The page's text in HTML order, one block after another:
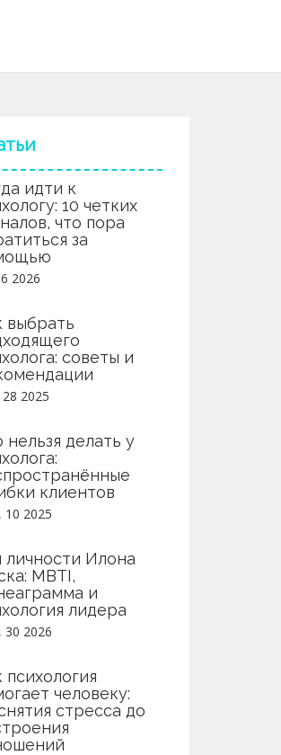
идти к
10 четких
что пора
за
2026
выбрать
советы и
2025
нельзя делать у
клиентов
10 2025
личности Илона
MBTI,
и
лидера
30 2026
психология
человеку:
стресса до